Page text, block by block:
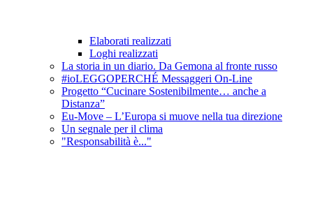
Elaborati realizzati
Loghi realizzati
La storia in un diario. Da Gemona al fronte russo
#ioLEGGOPERCHÉ Messaggeri On-Line
Progetto “Cucinare Sostenibilmente… anche a
Distanza”
Eu-Move – L’Europa si muove nella tua direzione
Un segnale per il clima
"Responsabilità è..."